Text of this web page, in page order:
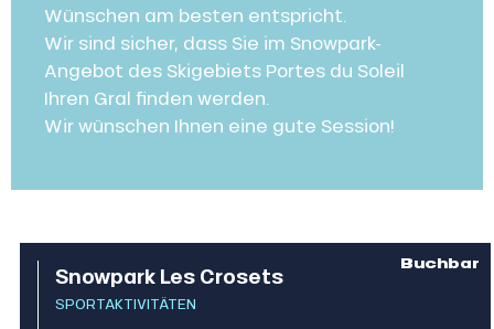
Wünschen am besten entspricht.
Wir sind sicher, dass Sie im Snowpark-
Angebot des Skigebiets Portes du Soleil
Ihren Gral finden werden.
Wir wünschen Ihnen eine gute Session!
Snowpark Les Crosets
SPORTAKTIVITÄTEN
Buchbar